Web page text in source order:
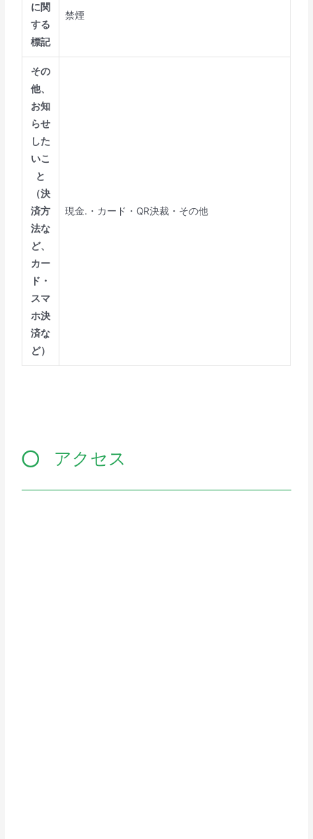
に関
する
標記
禁煙
その
他、
お知
らせ
した
いこ
と
（決
済方
法な
ど、
カー
ド・
スマ
ホ決
済な
ど）
現金.・カード・QR決裁・その他
アクセス